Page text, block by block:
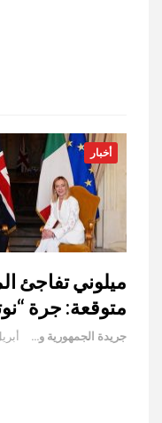
أخبار
ميلوني تفاجئ
متوقعة: جرة
جريدة الجمهورية والعالم أبريل 17,